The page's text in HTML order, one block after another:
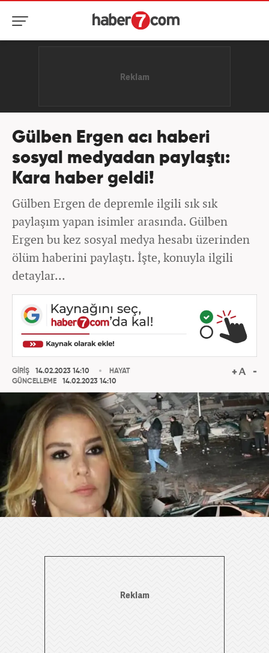
Gülben Ergen acı haberi
sosyal medyadan paylaştı:
Kara haber geldi!
Gülben Ergen de depremle ilgili sık sık
paylaşım yapan isimler arasında. Gülben
Ergen bu kez sosyal medya hesabı üzerinden
ölüm haberini paylaştı. İşte, konuyla ilgili
detaylar...
GİRİŞ
14.02.2023 14:10
GÜNCELLEME
14.02.2023 14:10
HAYAT